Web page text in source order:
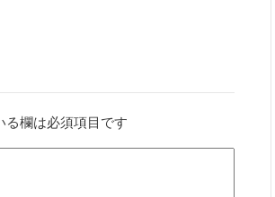
る欄は必須項目です